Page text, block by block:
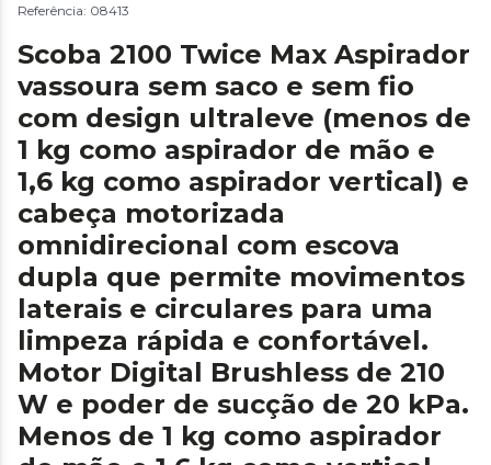
Referência: 08413
Scoba 2100 Twice Max Aspirador
vassoura sem saco e sem fio
com design ultraleve (menos de
1 kg como aspirador de mão e
1,6 kg como aspirador vertical) e
cabeça motorizada
omnidirecional com escova
dupla que permite movimentos
laterais e circulares para uma
limpeza rápida e confortável.
Motor Digital Brushless de 210
W e poder de sucção de 20 kPa.
Menos de 1 kg como aspirador